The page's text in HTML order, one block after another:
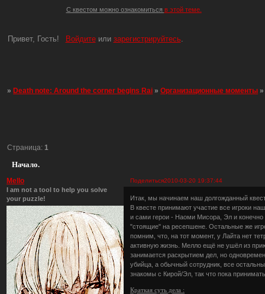
С квестом можно ознакомиться в этой теме.
Привет, Гость! Войдитеили зарегистрируйтесь.
»Death note: Around the corner begins Rai »Организационные моменты
Начало.
Страница: 1
Поделиться2010-03-20 19:37:44
Mello
I am not a tool to help you solve
your puzzle!
Итак, мы начинаем наш долгожданный
В квесте принимают участие все игроки
и сами герои - Наоми Мисора, Эл и конечно
"стоящие" на ресепшене. Остальные же
помним, что, на тот момент, у Лайта нет
активную жизнь. Мелло ещё не ушёл из
занимается раскрытием дел, но
убийца, а обычный сотрудник, все
знакомы с Кирой/Эл, так что пока
Краткая суть дела :